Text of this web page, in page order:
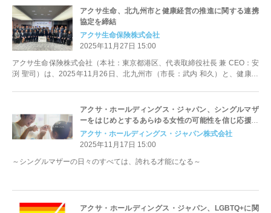
アクサ生命、北九州市と健康経営の推進に関する連携
協定を締結
アクサ生命保険株式会社
2025年11月27日 15:00
アクサ生命保険株式会社（本社：東京都港区、代表取締役社長 兼 CEO：安
渕 聖司）は、2025年11月26日、北九州市（市長：武内 和久）と、健康経
アクサ・ホールディングス・ジャパン、シングルマザ
ーをはじめとするあらゆる女性の可能性を信じ応援す
るブランドキャンペーンを開始
アクサ・ホールディングス・ジャパン株式会社
2025年11月17日 15:00
～シングルマザーの日々のすべては、誇れる才能になる～
アクサ・ホールディングス・ジャパン、LGBTQ+に関